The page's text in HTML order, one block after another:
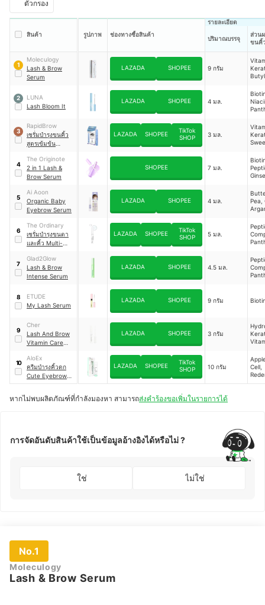
ตัวกรอง
สินค้า รูปภาพ ช่องทางซื้อสินค้า
รายละเอียด
ปริมาณบรรจุ
ส่วน
ขนคิ้
1
Moleculogy
Lash & Brow
Serum
LAZADA SHOPEE 9 กรัม
2
LUNA
Lash Bloom It
LAZADA SHOPEE 4 มล.
3
RapidBrow
เซรั่มบำรุงขนคิ้ว
สูตรเข้มข้น
Enhancing
Serum
LAZADA SHOPEE
TikTok
SHOP
3 มล.
Cell
4
The Originote
2 in 1 Lash &
Brow Serum
SHOPEE 7 มล.
5
Ai Aoon
Organic Baby
Eyebrow Serum
LAZADA SHOPEE 4 มล.
Pea,
6
The Ordinary
เซรั่มบำรุงขนตา
และคิ้ว Multi-
Brow Serum
LAZADA SHOPEE
TikTok
SHOP
5 มล.
7
Glad2Glow
Lash & Brow
Intense Serum
LAZADA SHOPEE 4.5 มล.
8
ETUDE
My Lash Serum
LAZADA SHOPEE 9 กรัม
9
Cher
Lash And Brow
Vitamin Care
LAZADA SHOPEE 3 กรัม
10
AloEx
ครีมบำรุงคิ้วดก
Cute Eyebrow
Nourishing
LAZADA SHOPEE
TikTok
SHOP
10 กรัม
Cell,
หากไม่พบผลิตภัณฑ์ที่กำลังมองหา สามารถส่งคำร้องขอเพิ่มในรายการได้
การจัดอันดับสินค้าใช้เป็นข้อมูลอ้างอิงได้หรือไม่ ?
ใช่ ไม่ใช่
No.1
Moleculogy
Lash & Brow Serum